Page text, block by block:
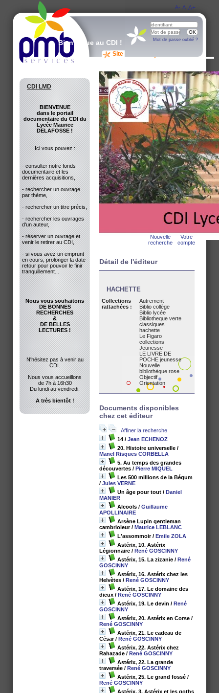
Site du CDI Avis des lecteurs
Bienvenue au CDI !
Nouvelle
recherche
Votre
compte
Détail de l'éditeur
HACHETTE
Collections
rattachées :
Autrement
Biblio collège
Biblio lycée
Bibliotheque verte
classiques
hachette
Le Figaro
collections
Jeunesse
LE LIVRE DE
POCHE jeunesse
Nouvelle
bibliothèque rose
Objectif
Orientation
Documents disponibles
chez cet éditeur
Affiner la recherche
14 / Jean ECHENOZ
20. Histoire universelle /
Manel Risques CORBELLA
5. Au temps des grandes
découvertes / Pierre MIQUEL
Les 500 millions de la Bégum
/ Jules VERNE
Un âge pour tout / Daniel
MANIER
Alcools / Guillaume
APOLLINAIRE
Arsène Lupin gentleman
cambrioleur/ Maurice LEBLANC
L'assommoir/ Emile ZOLA
Astérix, 10. Astérix
Légionnaire / René GOSCINNY
Astérix, 15. La zizanie / René
GOSCINNY
Astérix, 16. Astérix chez les
Helvètes / René GOSCINNY
Astérix, 17. Le domaine des
dieux / René GOSCINNY
Astérix, 19. Le devin / René
GOSCINNY
Astérix, 20. Astérix en Corse /
René GOSCINNY
Astérix, 21. Le cadeau de
César/ René GOSCINNY
Astérix, 22. Astérix chez
Rahazade / René GOSCINNY
Astérix, 22. La grande
traversée / René GOSCINNY
Astérix, 25. Le grand fossé /
René GOSCINNY
Astérix, 3. Astérix et les goths
CDI LMD
BIENVENUE
dans le portail
documentaire du CDI du
Lycée Maurice
DELAFOSSE !
Ici vous pouvez :
- consulter notre fonds
documentaire et les
dernières acquisitions,
- rechercher un ouvrage
par thème,
- rechercher un titre précis,
- rechercher les ouvrages
d'un auteur,
- réserver un ouvrage et
venir le retirer au CDI,
- si vous avez un emprunt
en cours, prolonger la date
retour pour pouvoir le finir
tranquillement...
Nous vous souhaitons
DE BONNES
RECHERCHES
&
DE BELLES
LECTURES !
N'hésitez pas à venir au
CDI.
Nous vous accueillons
de 7h à 16h30
Du lundi au vendredi.
A très bientôt !
A- A A+
Mot de passe oublié ?